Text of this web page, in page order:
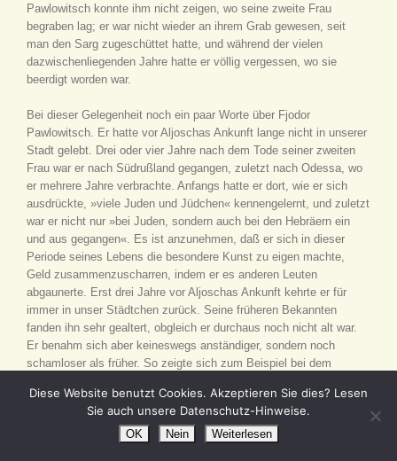
Pawlowitsch konnte ihm nicht zeigen, wo seine zweite Frau
begraben lag; er war nicht wieder an ihrem Grab gewesen, seit
man den Sarg zugeschüttet hatte, und während der vielen
dazwischenliegenden Jahre hatte er völlig vergessen, wo sie
beerdigt worden war.
Bei dieser Gelegenheit noch ein paar Worte über Fjodor
Pawlowitsch. Er hatte vor Aljoschas Ankunft lange nicht in unserer
Stadt gelebt. Drei oder vier Jahre nach dem Tode seiner zweiten
Frau war er nach Südrußland gegangen, zuletzt nach Odessa, wo
er mehrere Jahre verbrachte. Anfangs hatte er dort, wie er sich
ausdrückte, »viele Juden und Jüdchen« kennengelernt, und zuletzt
war er nicht nur »bei Juden, sondern auch bei den Hebräern ein
und aus gegangen«. Es ist anzunehmen, daß er sich in dieser
Periode seines Lebens die besondere Kunst zu eigen machte,
Geld zusammenzuscharren, indem er es anderen Leuten
abgaunerte. Erst drei Jahre vor Aljoschas Ankunft kehrte er für
immer in unser Städtchen zurück. Seine früheren Bekannten
fanden ihn sehr gealtert, obgleich er durchaus noch nicht alt war.
Er benahm sich aber keineswegs anständiger, sondern noch
schamloser als früher. So zeigte sich zum Beispiel bei dem
Possenreißer zu halten. Bei den Weibern verhielt er sich nicht wie
früher nur schamlos, sondern geradezu widerwärtig. Binnen
kurzem eröffnete er zahlreiche neue Schenken in unserem Kreis.
Diese Website benutzt Cookies. Akzeptieren Sie dies? Lesen
Sie auch unsere Datenschutz-Hinweise.
OK Nein Weiterlesen